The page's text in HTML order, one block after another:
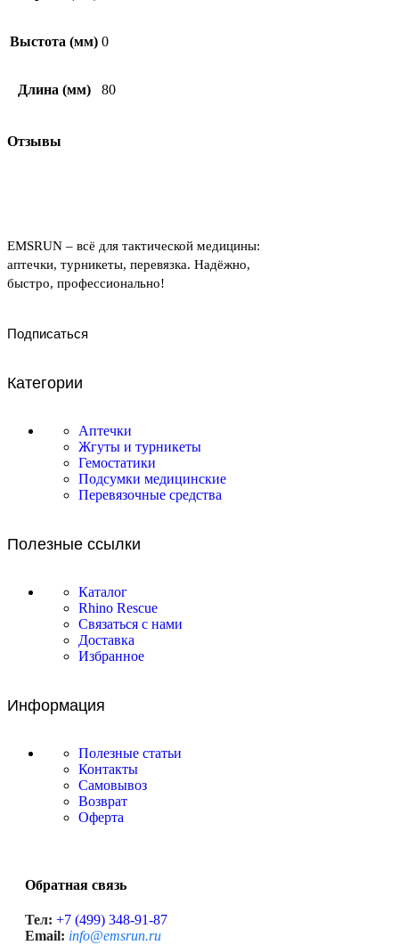
Выстота (мм) 0
Длина (мм) 80
Отзывы
EMSRUN – всё для тактической медицины:
аптечки, турникеты, перевязка. Надёжно,
быстро, профессионально!
Подписаться
Категории
Аптечки
Жгуты и турникеты
Гемостатики
Подсумки медицинские
Перевязочные средства
Полезные ссылки
Каталог
Rhino Rescue
Связаться с нами
Доставка
Избранное
Информация
Полезные статьи
Контакты
Самовывоз
Возврат
Оферта
Обратная связь
Тел: +7 (499) 348-91-87
Email: info@emsrun.ru